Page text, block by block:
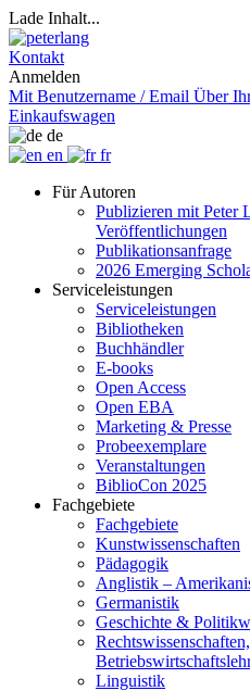
Lade Inhalt...
Kontakt
Anmelden
Mit Benutzername / Email Über
Einkaufswagen
de
en
fr
Für Autoren
Publizieren mit Peter
Veröffentlichungen
Publikationsanfrage
2026 Emerging
Serviceleistungen
Serviceleistungen
Bibliotheken
Buchhändler
E-books
Open Access
Open EBA
Marketing & Presse
Probeexemplare
Veranstaltungen
BiblioCon 2025
Fachgebiete
Fachgebiete
Kunstwissenschaften
Pädagogik
Anglistik –
Germanistik
Geschichte &
Linguistik